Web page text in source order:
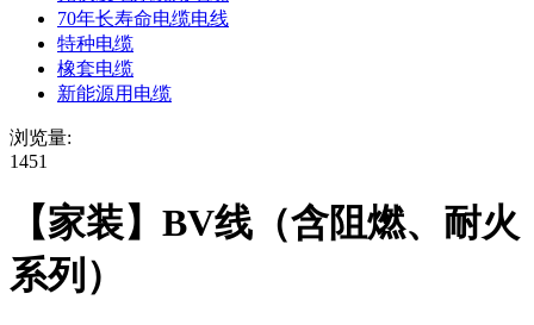
70年长寿命电缆电线
特种电缆
橡套电缆
新能源用电缆
浏览量:
1451
【家装】BV线（含阻燃、耐火
系列）